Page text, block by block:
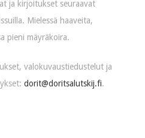
ja kirjoitukset seuraavat
Mielessä haaveita,
pieni mäyräkoira.
valokuvaustiedustelut ja
dorit@doritsalutskij.fi.